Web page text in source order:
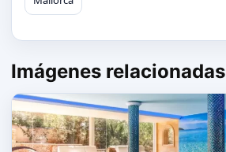
Imágenes relacionadas